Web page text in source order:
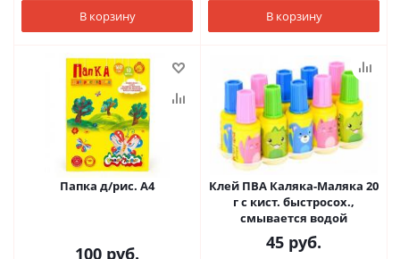
В корзину В корзину
Папка д/рис. А4
100 руб.
Клей ПВА Каляка-Маляка 20
г с кист. быстросох.,
смывается водой
45 руб.